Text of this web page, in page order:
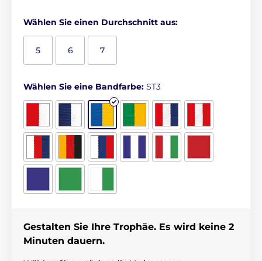
Wählen Sie einen Durchschnitt aus:
5 6 7
Wählen Sie eine Bandfarbe: ST3
Gestalten Sie Ihre Trophäe. Es wird keine 2
Minuten dauern.